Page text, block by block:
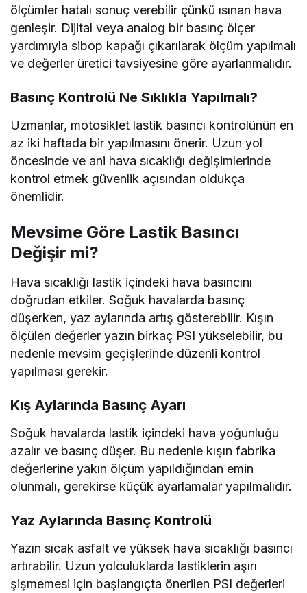
ölçümler hatalı sonuç verebilir çünkü ısınan hava
genleşir. Dijital veya analog bir basınç ölçer
yardımıyla sibop kapağı çıkarılarak ölçüm yapılmalı
ve değerler üretici tavsiyesine göre ayarlanmalıdır.
Basınç Kontrolü Ne Sıklıkla Yapılmalı?
Uzmanlar, motosiklet lastik basıncı kontrolünün en
az iki haftada bir yapılmasını önerir. Uzun yol
öncesinde ve ani hava sıcaklığı değişimlerinde
kontrol etmek güvenlik açısından oldukça
önemlidir.
Mevsime Göre Lastik Basıncı
Değişir mi?
Hava sıcaklığı lastik içindeki hava basıncını
doğrudan etkiler. Soğuk havalarda basınç
düşerken, yaz aylarında artış gösterebilir. Kışın
ölçülen değerler yazın birkaç PSI yükselebilir, bu
nedenle mevsim geçişlerinde düzenli kontrol
yapılması gerekir.
Kış Aylarında Basınç Ayarı
Soğuk havalarda lastik içindeki hava yoğunluğu
azalır ve basınç düşer. Bu nedenle kışın fabrika
değerlerine yakın ölçüm yapıldığından emin
olunmalı, gerekirse küçük ayarlamalar yapılmalıdır.
Yaz Aylarında Basınç Kontrolü
Yazın sıcak asfalt ve yüksek hava sıcaklığı basıncı
artırabilir. Uzun yolculuklarda lastiklerin aşırı
şişmemesi için başlangıçta önerilen PSI değerleri